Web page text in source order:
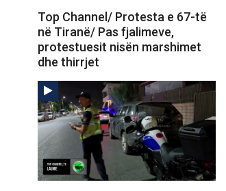
Top Channel/ Protesta e 67-të
në Tiranë/ Pas fjalimeve,
protestuesit nisën marshimet
dhe thirrjet